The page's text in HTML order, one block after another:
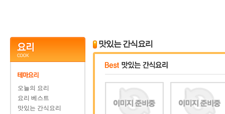
오늘의 요리
요리 베스트
맛있는 간식요리
맛있는 간식요리